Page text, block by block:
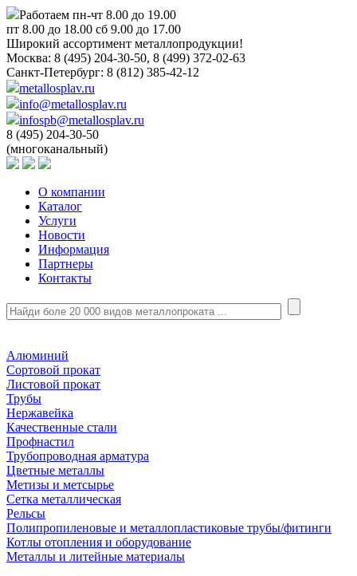
Работаем пн-чт 8.00 до 19.00
пт 8.00 до 18.00 сб 9.00 до 17.00
Широкий ассортимент металлопродукции!
Москва: 8 (495) 204-30-50, 8 (499) 372-02-63
Санкт-Петербург: 8 (812) 385-42-12
metallosplav.ru
info@metallosplav.ru
infospb@metallosplav.ru
8 (495) 204-30-50
(многоканальный)
О компании
Каталог
Услуги
Новости
Информация
Партнеры
Контакты
Алюминий
Сортовой прокат
Листовой прокат
Трубы
Нержавейка
Качественные стали
Профнастил
Трубопроводная арматура
Цветные металлы
Метизы и метсырье
Сетка металлическая
Рельсы
Полипропиленовые и металлопластиковые трубы/фитинги
Котлы отопления и оборудование
Металлы и литейные материалы